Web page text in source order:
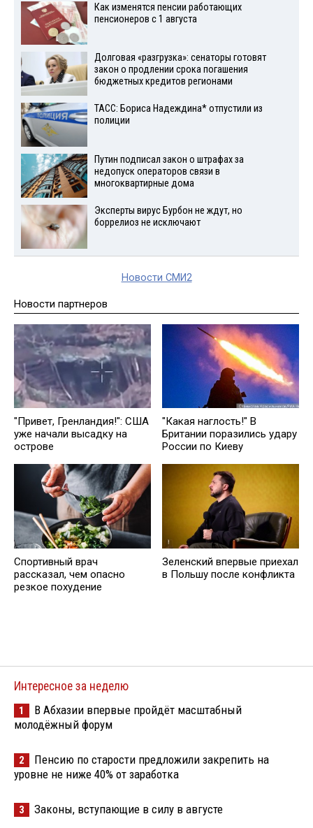
Как изменятся пенсии работающих
пенсионеров с 1 августа
Долговая «разгрузка»: сенаторы готовят
закон о продлении срока погашения
бюджетных кредитов регионами
ТАСС: Бориса Надеждина* отпустили из
полиции
Путин подписал закон о штрафах за
недопуск операторов связи в
многоквартирные дома
Эксперты вирус Бурбон не ждут, но
боррелиоз не исключают
Новости СМИ2
Новости партнеров
"Привет, Гренландия!": США
уже начали высадку на
острове
"Какая наглость!" В
Британии поразились удару
России по Киеву
Спортивный врач
рассказал, чем опасно
резкое похудение
Зеленский впервые приехал
в Польшу после конфликта
Интересное за неделю
1
В Абхазии впервые пройдёт масштабный
молодёжный форум
2
Пенсию по старости предложили закрепить на
уровне не ниже 40% от заработка
3 Законы, вступающие в силу в августе